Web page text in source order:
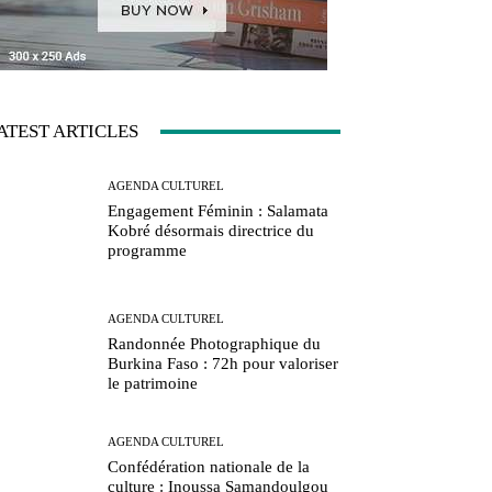
ARTICLES
AGENDA CULTUREL
Engagement Féminin : Salamata
Kobré désormais directrice du
programme
AGENDA CULTUREL
Randonnée Photographique du
Burkina Faso : 72h pour valoriser
le patrimoine
AGENDA CULTUREL
Confédération nationale de la
culture : Inoussa Samandoulgou